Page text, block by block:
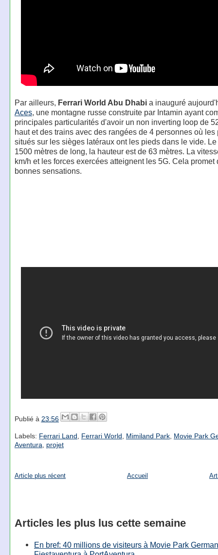
Par ailleurs, Ferrari World Abu Dhabia inauguré
Aces, une montagne russe construite par Intamin ayant
principales particularités d'avoir un non inverting loop de
haut et des trains avec des rangées de 4 personnes où les
situés sur les sièges latéraux ont les pieds dans le vide.
1500 mètres de long, la hauteur est de 63 mètres. La
km/h et les forces exercées atteignent les 5G. Cela promet
bonnes sensations.
Publié à 23:56
Labels: Ferrari Land Ferrari World Mimiland Park, Movie Park
Aventura
projet
Article plus récent Accueil
Articles les plus lus cette semaine
En bref: 40 millions de visiteurs à Movie Park